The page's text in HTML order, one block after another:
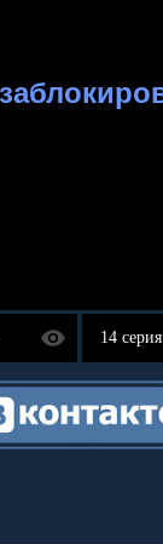
14 серия